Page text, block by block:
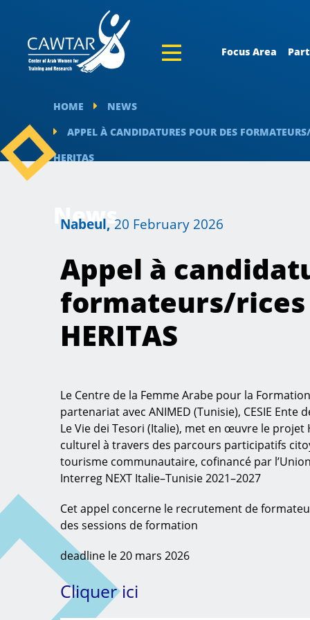
Focus Area
HOME
NEWS
APPEL À CANDIDATURES POUR DES
HERITAS
News
Nabeul, 20 February 2026
Appel à
formateurs/
HERITAS
Le Centre de la Femme Arabe pour la
partenariat avec ANIMED (Tunisie), CESIE Ente
Le Vie dei Tesori (Italie), met en œuvre le projet
culturel à travers des parcours participatifs
tourisme communautaire, cofinancé par
Interreg NEXT Italie–Tunisie 2021–2027
Cet appel concerne le recrutement de
des sessions de formation
deadline le 20 mars 2026
Cliquer ici